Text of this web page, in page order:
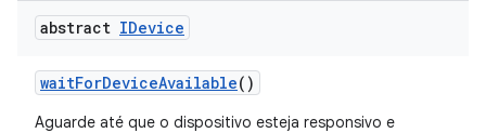
abstract IDevice
waitForDeviceAvailable()
Aguarde até que o dispositivo esteja responsivo e